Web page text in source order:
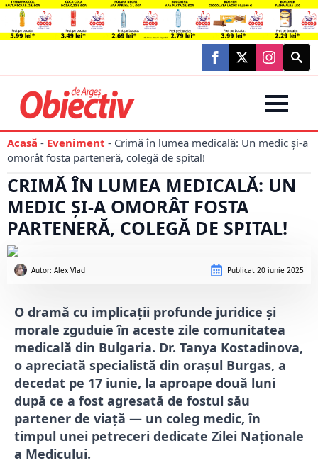
Search
for:
Acasă - Eveniment - Crimă în lumea medicală: Un medic și-a
omorât fosta parteneră, colegă de spital!
CRIMĂ ÎN LUMEA MEDICALĂ: UN
MEDIC ȘI-A OMORÂT FOSTA
PARTENERĂ, COLEGĂ DE SPITAL!
Autor: Alex Vlad Publicat 20 iunie 2025
O dramă cu implicații profunde juridice și
morale zguduie în aceste zile comunitatea
medicală din Bulgaria. Dr. Tanya Kostadinova,
o apreciată specialistă din orașul Burgas, a
decedat pe 17 iunie, la aproape două luni
după ce a fost agresată de fostul său
partener de viață — un coleg medic, în
timpul unei petreceri dedicate Zilei Naționale
a Medicului.